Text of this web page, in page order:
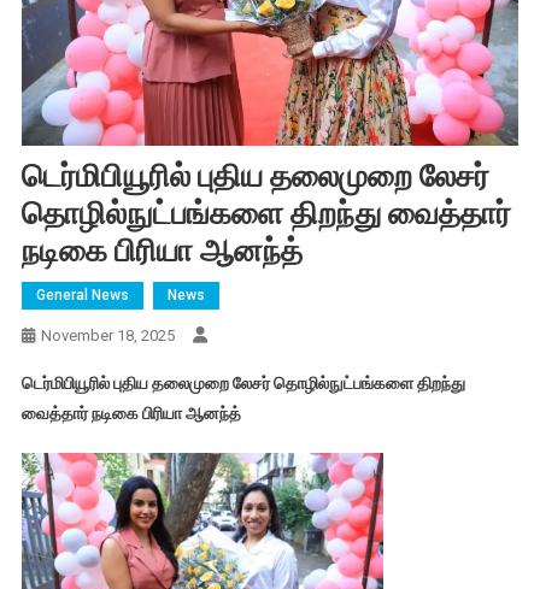
டெர்மிபியூரில் புதிய தலைமுறை லேசர்
தொழில்நுட்பங்களை திறந்து வைத்தார்
நடிகை பிரியா ஆனந்த்
General News News
November 18, 2025
டெர்மிபியூரில் புதிய தலைமுறை லேசர் தொழில்நுட்பங்களை திறந்து
வைத்தார் நடிகை பிரியா ஆனந்த்